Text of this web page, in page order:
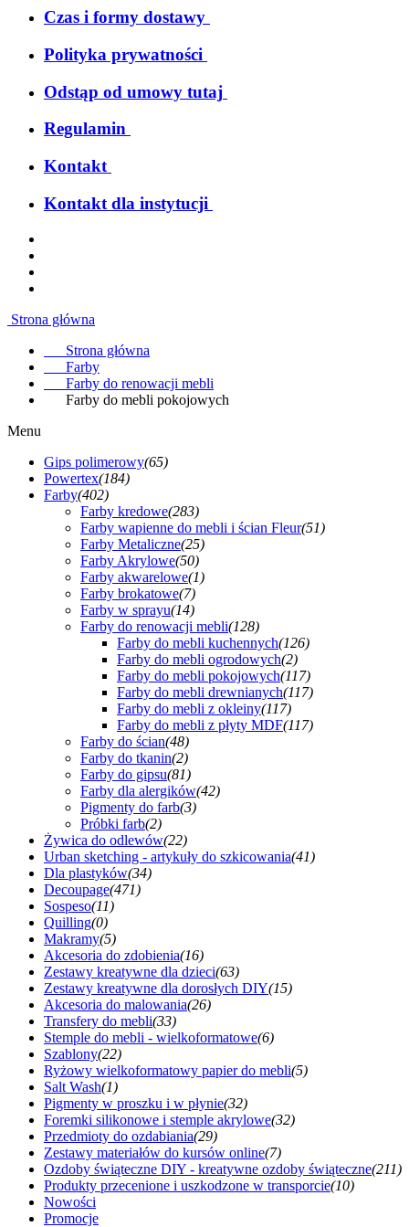
Czas i formy dostawy
Polityka prywatności
Odstąp od umowy tutaj
Regulamin
Kontakt
Kontakt dla instytucji
Strona główna
Strona główna
Farby
Farby do renowacji mebli
Farby do mebli pokojowych
Menu
Gips polimerowy(65)
Powertex(184)
Farby(402)
Farby kredowe(283)
Farby wapienne do mebli i ścian Fleur(51)
Farby Metaliczne(25)
Farby Akrylowe(50)
Farby akwarelowe(1)
Farby brokatowe(7)
Farby w sprayu(14)
Farby do renowacji mebli(128)
Farby do mebli kuchennych(126)
Farby do mebli ogrodowych(2)
Farby do mebli pokojowych(117)
Farby do mebli drewnianych(117)
Farby do mebli z okleiny(117)
Farby do mebli z płyty MDF(117)
Farby do ścian(48)
Farby do tkanin(2)
Farby do gipsu(81)
Farby dla alergików(42)
Pigmenty do farb(3)
Próbki farb(2)
Żywica do odlewów(22)
Urban sketching - artykuły do szkicowania(41)
Dla plastyków(34)
Decoupage(471)
Sospeso(11)
Quilling(0)
Makramy(5)
Akcesoria do zdobienia(16)
Zestawy kreatywne dla dzieci(63)
Zestawy kreatywne dla dorosłych DIY(15)
Akcesoria do malowania(26)
Transfery do mebli(33)
Stemple do mebli - wielkoformatowe(6)
Szablony(22)
Ryżowy wielkoformatowy papier do mebli(5)
Salt Wash(1)
Pigmenty w proszku i w płynie(32)
Foremki silikonowe i stemple akrylowe(32)
Przedmioty do ozdabiania(29)
Zestawy materiałów do kursów online(7)
Ozdoby świąteczne DIY - kreatywne ozdoby świąteczne(211)
Produkty przecenione i uszkodzone w transporcie(10)
Nowości
Promocje